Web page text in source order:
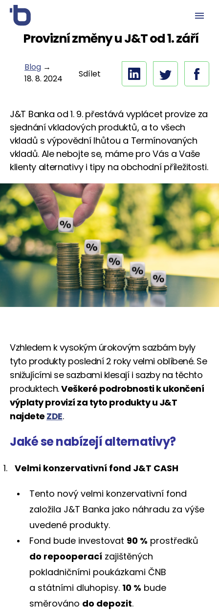
Provizní změny u J&T od 1. září
Blog →
18. 8. 2024
Sdílet
J&T Banka od 1. 9. přestává vyplácet provize za
sjednání vkladových produktů, a to všech
vkladů s výpovědní lhůtou a Termínovaných
vkladů. Ale nebojte se, máme pro Vás a Vaše
klienty alternativy i tipy na obchodní příležitosti.
Vzhledem k vysokým úrokovým sazbám byly
tyto produkty poslední 2 roky velmi oblíbené. Se
snižujícími se sazbami klesají i sazby na těchto
produktech.Veškeré podrobnosti k ukončení
výplaty provizí za tyto produkty u J&T
najdete ZDE.
Jaké se nabízejí alternativy?
Velmi konzervativní fond J&T CASH
Tento nový velmi konzervativní fond
založila J&T Banka jako náhradu za výše
uvedené produkty.
Fond bude investovat 90 % prostředků
do repooperací zajištěných
pokladničními poukázkami ČNB
a státními dluhopisy. 10 % bude
směrováno do depozit.